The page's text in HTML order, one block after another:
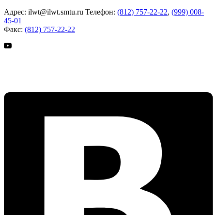
Адрес: ilwt@ilwt.smtu.ru Телефон: (812) 757-22-22, (999) 008-
45-01
Факс: (812) 757-22-22